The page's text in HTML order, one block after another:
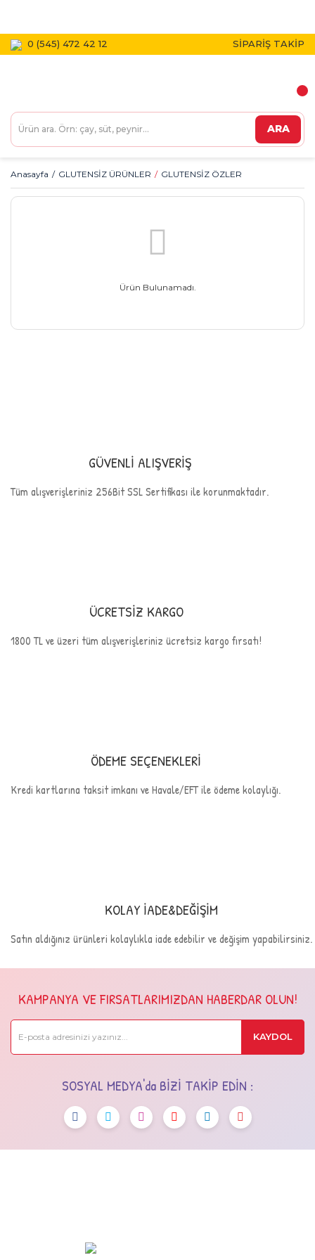
0 (545) 472 42 12 SİPARİŞ TAKİP
ARA
Anasayfa GLUTENSİZ ÜRÜNLER GLUTENSİZ ÖZLER
Ürün Bulunamadı.
GÜVENLİ ALIŞVERİŞ
Tüm alışverişleriniz 256Bit SSL Sertifikası ile korunmaktadır.
ÜCRETSİZ KARGO
1800 TL ve üzeri tüm alışverişleriniz ücretsiz kargo fırsatı!
ÖDEME SEÇENEKLERİ
Kredi kartlarına taksit imkanı ve Havale/EFT ile ödeme kolaylığı.
KOLAY İADE&DEĞİŞİM
Satın aldığınız ürünleri kolaylıkla iade edebilir ve değişim yapabilirsiniz.
KAMPANYA VE FIRSATLARIMIZDAN HABERDAR OLUN!
KAYDOL
SOSYAL MEDYA'da BİZİ TAKİP EDİN :